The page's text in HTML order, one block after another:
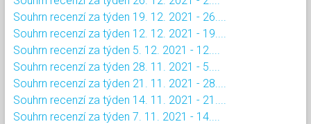
Souhrn recenzí za týden 19. 12. 2021 - 26....
Souhrn recenzí za týden 12. 12. 2021 - 19....
Souhrn recenzí za týden 5. 12. 2021 - 12....
Souhrn recenzí za týden 28. 11. 2021 - 5....
Souhrn recenzí za týden 21. 11. 2021 - 28....
Souhrn recenzí za týden 14. 11. 2021 - 21....
Souhrn recenzí za týden 7. 11. 2021 - 14....